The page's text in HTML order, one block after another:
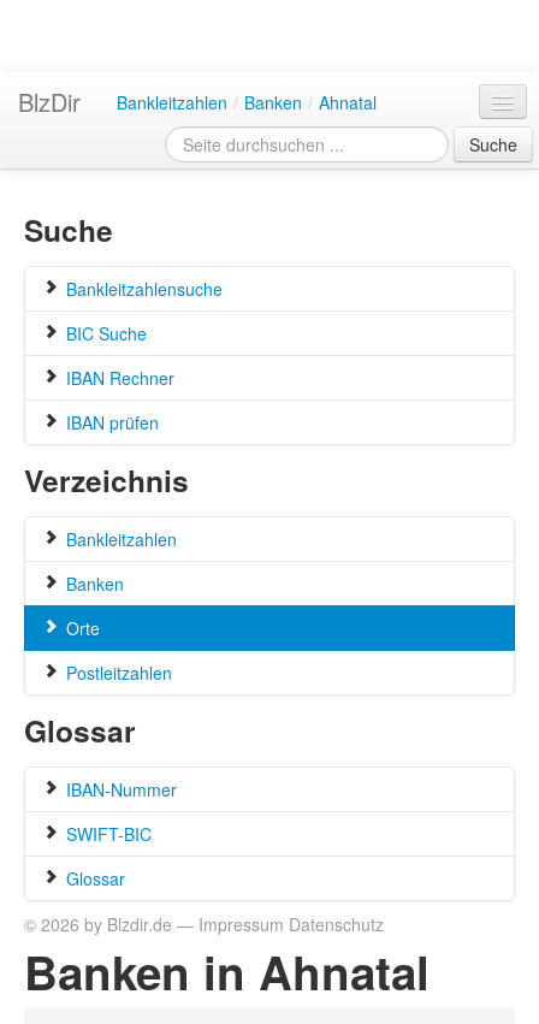
BlzDir Bankleitzahlen / Banken / Ahnatal
Suche
Suche
Bankleitzahlensuche
BIC Suche
IBAN Rechner
IBAN prüfen
Verzeichnis
Bankleitzahlen
Banken
Orte
Postleitzahlen
Glossar
IBAN-Nummer
SWIFT-BIC
Glossar
© 2026 by Blzdir.de — Impressum Datenschutz
Banken in Ahnatal